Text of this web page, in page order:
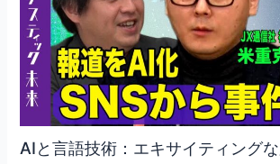
AIと言語技術：エキサイティング